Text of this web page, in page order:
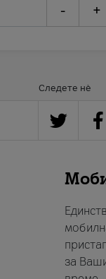
- +
Следете нè
за